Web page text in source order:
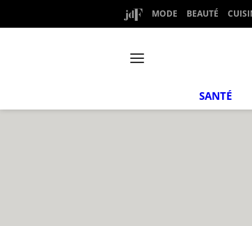
MODE BEAUTÉ
SANTÉ